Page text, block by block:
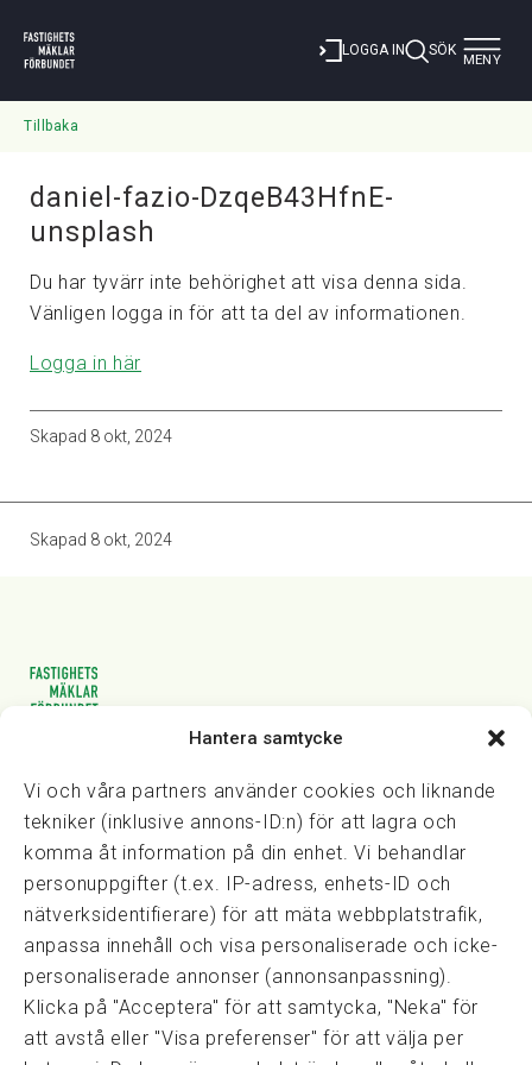
Hantera samtycke
Vi och våra partners använder cookies och liknande
tekniker (inklusive annons-ID:n) för att lagra och
komma åt information på din enhet. Vi behandlar
personuppgifter (t.ex. IP-adress, enhets-ID och
nätverksidentifierare) för att mäta webbplatstrafik,
anpassa innehåll och visa personaliserade och icke-
personaliserade annonser (annonsanpassning).
Klicka på "Acceptera" för att samtycka, "Neka" för
att avstå eller "Visa preferenser" för att välja per
LOGGA IN SÖK Toggle
MENY
Tillbaka
daniel-fazio-DzqeB43HfnE-
unsplash
Du har tyvärr inte behörighet att visa denna sida.
Vänligen logga in för att ta del av informationen.
Logga in här
Skapad 8 okt, 2024
Skapad 8 okt, 2024
Vasagatan 28, 111 20 Stockholm
kansli@fmf.se
Snabblänkar
Prisexempel
Medarbetare
Policies & integritet
Information om Cookie-hantering och Google Analytics
Integritetspolicy